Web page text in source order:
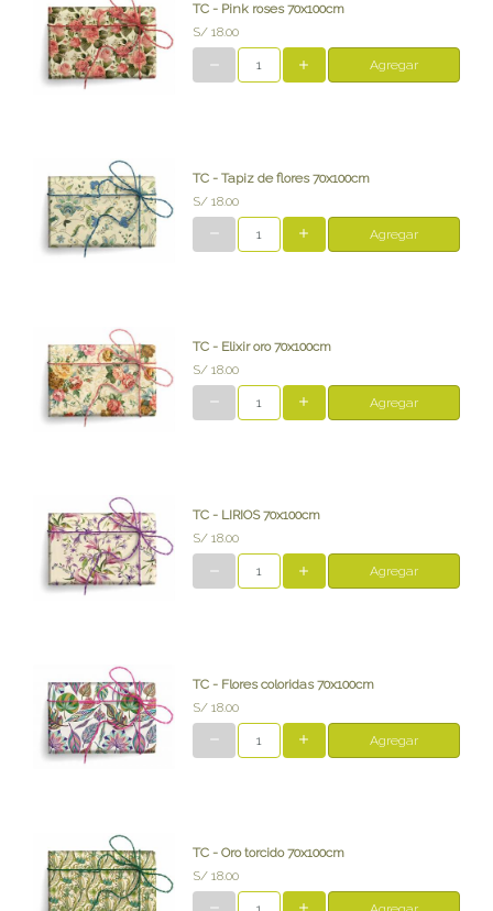
TC - Pink roses 70x100cm
S/ 18.00
Agregar
TC - Tapiz de flores 70x100cm
S/ 18.00
Agregar
TC - Elixir oro 70x100cm
S/ 18.00
Agregar
TC - LIRIOS 70x100cm
S/ 18.00
Agregar
TC - Flores coloridas 70x100cm
S/ 18.00
Agregar
TC - Oro torcido 70x100cm
S/ 18.00